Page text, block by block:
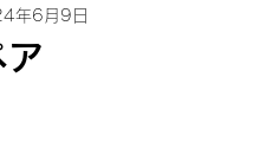
スタッフの休日
年6月9日